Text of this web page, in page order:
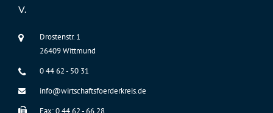
V.
Drostenstr. 1
26409 Wittmund
0 44 62 - 50 31
info@wirtschaftsfoerderkreis.de
Fax: 0 44 62 - 66 28